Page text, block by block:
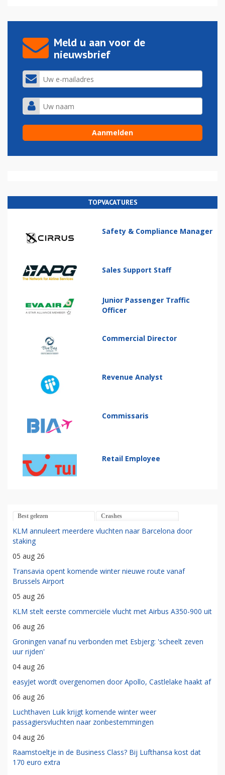
Meld u aan voor de
nieuwsbrief
TOPVACATURES
Safety & Compliance Manager
Sales Support Staff
Junior Passenger Traffic
Officer
Commercial Director
Revenue Analyst
Commissaris
Retail Employee
Best gelezen Crashes
KLM annuleert meerdere vluchten naar Barcelona door
staking
05 aug 26
Transavia opent komende winter nieuwe route vanaf
Brussels Airport
05 aug 26
KLM stelt eerste commerciële vlucht met Airbus A350-900 uit
06 aug 26
Groningen vanaf nu verbonden met Esbjerg: 'scheelt zeven
uur rijden'
04 aug 26
easyJet wordt overgenomen door Apollo, Castlelake haakt af
06 aug 26
Luchthaven Luik krijgt komende winter weer
passagiersvluchten naar zonbestemmingen
04 aug 26
Raamstoeltje in de Business Class? Bij Lufthansa kost dat
170 euro extra